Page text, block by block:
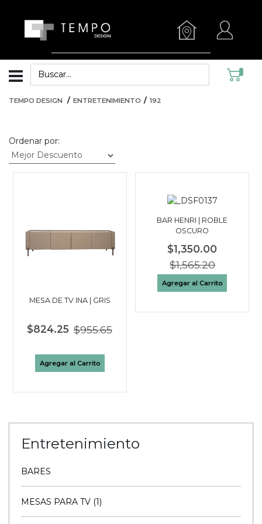
TEMPO DESIGN ENTRETENIMIENTO 192
Ordenar por:
MESA DE TV INA | GRIS
$824.25 $955.65
Agregar al Carrito
BAR HENRI | ROBLE
OSCURO
$1,350.00
$1,565.20
Agregar al Carrito
Entretenimiento
BARES
MESAS PARA TV (1)